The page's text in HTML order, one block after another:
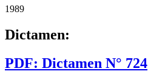
1989
Dictamen:
PDF: Dictamen N° 724